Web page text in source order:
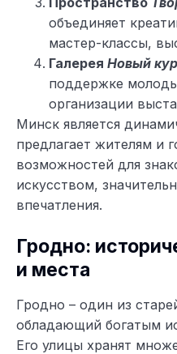
объединяет
мастер-классы,
Галерея Новый
поддержке
организации
Минск является
предлагает жителям и
возможностей для
искусством,
впечатления.
Гродно:
и места
Гродно – один из
обладающий богатым
Его улицы хранят